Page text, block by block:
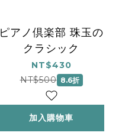
ピアノ倶楽部 珠玉の
クラシック
NT$430
NT$500 8.6折
加入購物車